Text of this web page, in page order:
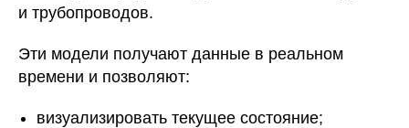
и трубопроводов.
Эти модели получают данные в реальном
времени и позволяют:
визуализировать текущее состояние;